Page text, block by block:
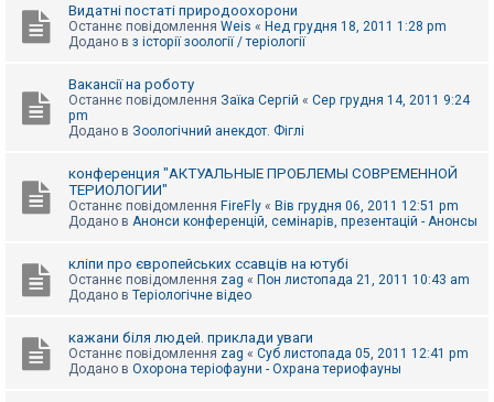
Видатні постаті природоохорони
Останнє повідомлення Weis « Нед грудня 18, 2011 1:28 pm
Додано в з історії зоології / теріології
Вакансії на роботу
Останнє повідомлення Заїка Сергій « Сер грудня 14, 2011 9:24
pm
Додано в Зоологічний анекдот. Фіглі
конференция "АКТУАЛЬНЫЕ ПРОБЛЕМЫ СОВРЕМЕННОЙ
ТЕРИОЛОГИИ"
Останнє повідомлення FireFly « Вів грудня 06, 2011 12:51 pm
Додано в Анонси конференцій, семінарів, презентацій - Анонсы
кліпи про європейських ссавців на ютубі
Останнє повідомлення zag « Пон листопада 21, 2011 10:43 am
Додано в Теріологічне відео
кажани біля людей. приклади уваги
Останнє повідомлення zag « Суб листопада 05, 2011 12:41 pm
Додано в Охорона теріофауни - Охрана териофауны